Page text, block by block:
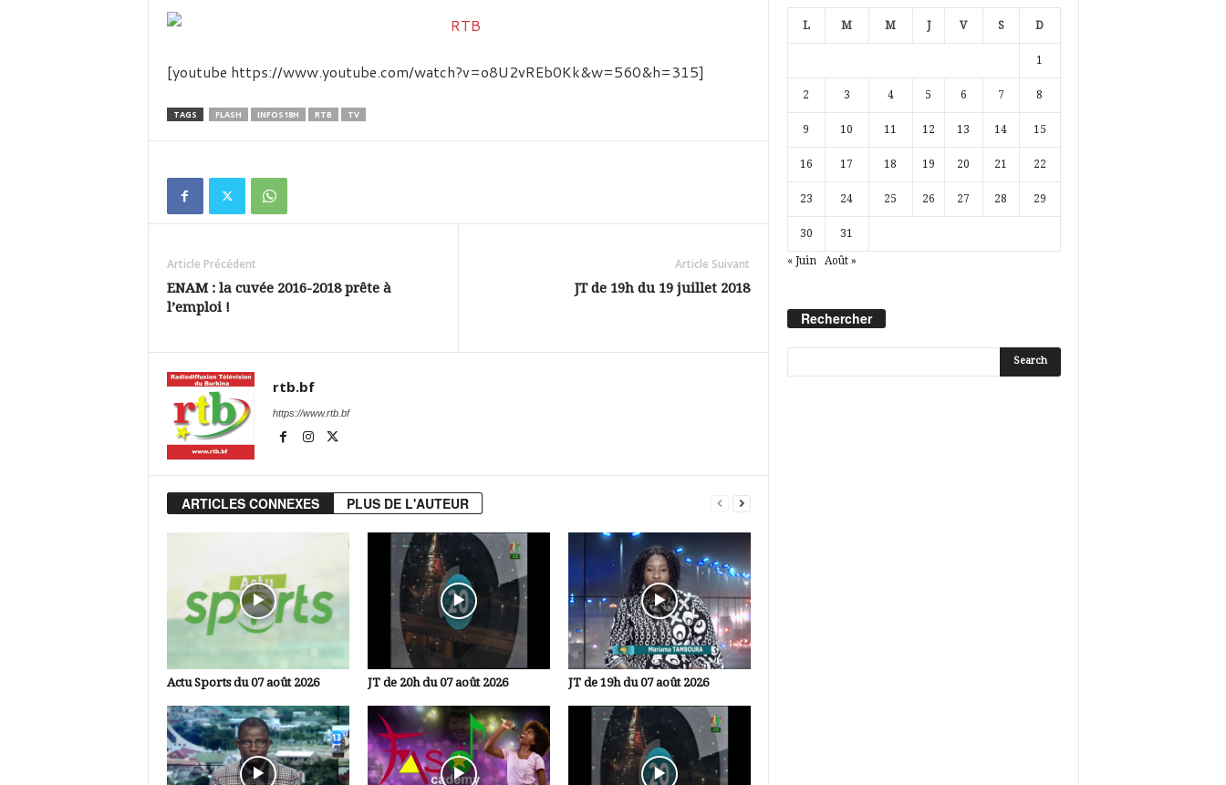
d
k
[youtube https://www.youtube.com/watch?v=o8U2vREb0Kk&w=560&h=315]
TAGS FLASH INFOS18H RTB TV
Article Précédent
ENAM : la cuvée 2016-2018 prête à
l’emploi !
Article Suivant
JT de 19h du 19 juillet 2018
rtb.bf
https://www.rtb.bf
ARTICLES CONNEXES PLUS DE L'AUTEUR
Actu Sports du 07 août 2026 JT de 20h du 07 août 2026 JT de 19h du 07 août 2026
L M M J V S D
1
2 3 4 5 6 7 8
9 10 11 12 13 14 15
16 17 18 19 20 21 22
23 24 25 26 27 28 29
30 31
« Juin Août »
Rechercher